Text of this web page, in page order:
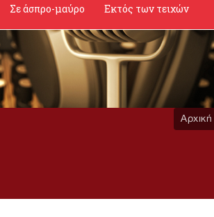
Σε άσπρο-μαύρο Εκτός των τειχών
Αρχική